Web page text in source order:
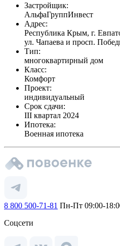
Застройщик:
АльфаГруппИнвест
Адрес:
Республика Крым, г.
ул. Чапаева и просп.
Тип:
многоквартирный дом
Класс:
Комфорт
Проект:
индивидуальный
Срок сдачи:
III квартал 2024
Ипотека:
Военная ипотека
8 800 500-71-81 Пн-Пт 09:00-
Соцсети